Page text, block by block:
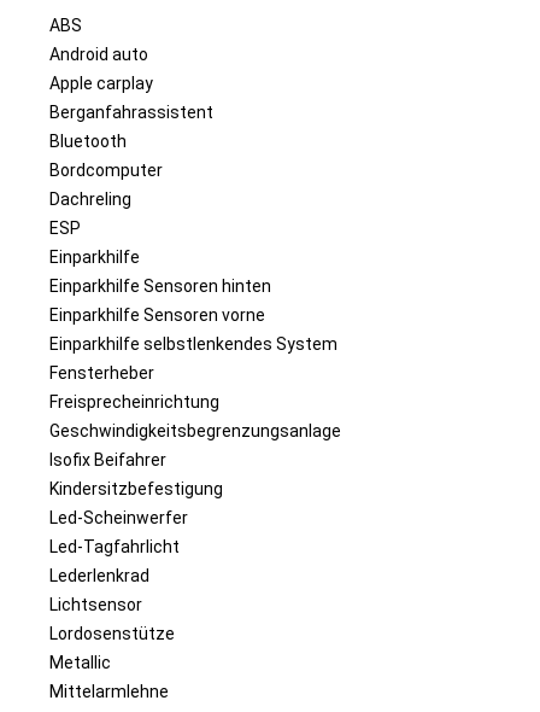
ABS
Android auto
Apple carplay
Berganfahrassistent
Bluetooth
Bordcomputer
Dachreling
ESP
Einparkhilfe
Einparkhilfe Sensoren hinten
Einparkhilfe Sensoren vorne
Einparkhilfe selbstlenkendes System
Fensterheber
Freisprecheinrichtung
Geschwindigkeitsbegrenzungsanlage
Isofix Beifahrer
Kindersitzbefestigung
Led-Scheinwerfer
Led-Tagfahrlicht
Lederlenkrad
Lichtsensor
Lordosenstütze
Metallic
Mittelarmlehne